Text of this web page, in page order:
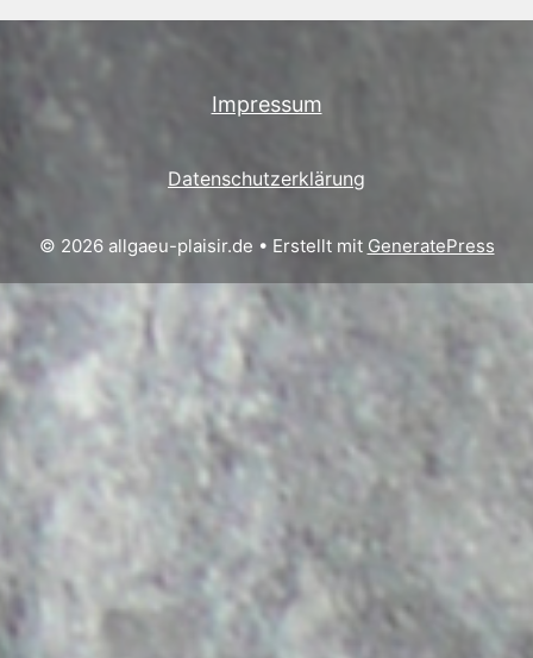
Impressum
Datenschutzerklärung
© 2026 allgaeu-plaisir.de • Erstellt mit GeneratePress